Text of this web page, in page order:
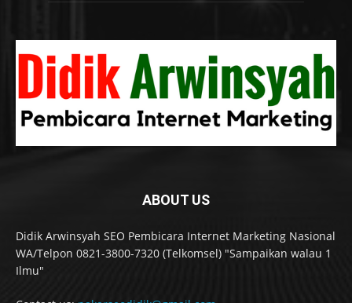
ABOUT US
Didik Arwinsyah SEO Pembicara Internet Marketing Nasional
WA/Telpon 0821-3800-7320 (Telkomsel) "Sampaikan walau 1
Ilmu"